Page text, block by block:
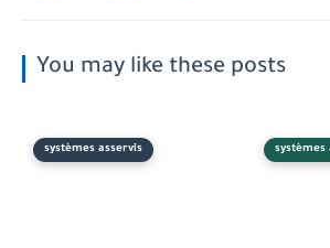
You may like these posts
systèmes asservis systèmes